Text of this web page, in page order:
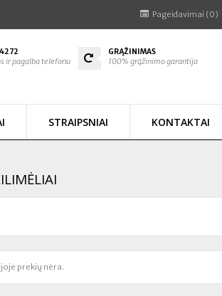
Pageidavimai (0)
ir pagalba telefonu
GRĄŽINIMAS
100% grąžinimo garantija
STRAIPSNIAI KONTAKTAI
prekių nėra.